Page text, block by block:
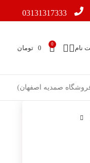
03131317333
نام
0
0 تومان
صمدیه اصفهان)